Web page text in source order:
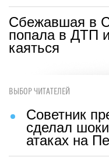
Сбежавшая в
попала в ДТП
каяться
ВЫБОР ЧИТАТЕЛЕЙ
Советник
сделал
атаках на